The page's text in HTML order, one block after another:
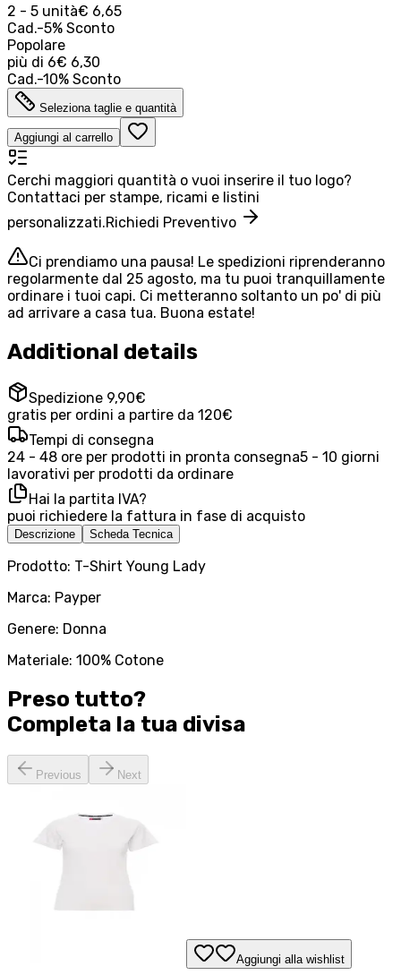
2 - 5 unità€ 6,65
Cad.-5% Sconto
Popolare
più di 6€ 6,30
Cad.-10% Sconto
Seleziona taglie e quantità
Aggiungi al carrello
Cerchi maggiori quantità o vuoi inserire il tuo logo?
Contattaci per stampe, ricami e listini
personalizzati.Richiedi Preventivo
Ci prendiamo una pausa! Le spedizioni riprenderanno
regolarmente dal 25 agosto, ma tu puoi tranquillamente
ordinare i tuoi capi. Ci metteranno soltanto un po' di più
ad arrivare a casa tua. Buona estate!
Additional details
Spedizione 9,90€
gratis per ordini a partire da 120€
Tempi di consegna
24 - 48 ore per prodotti in pronta consegna5 - 10 giorni
lavorativi per prodotti da ordinare
Hai la partita IVA?
puoi richiedere la fattura in fase di acquisto
Descrizione Scheda Tecnica
Prodotto: T-Shirt Young Lady
Marca: Payper
Genere: Donna
Materiale: 100% Cotone
Preso tutto?
Completa la tua divisa
Previous Next
Aggiungi alla wishlist